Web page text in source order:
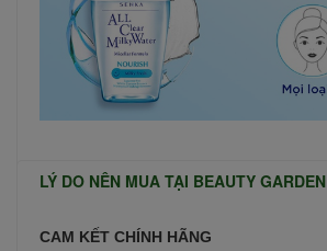
LÝ DO NÊN MUA TẠI BEAUTY GARDEN
CAM KẾT CHÍNH HÃNG